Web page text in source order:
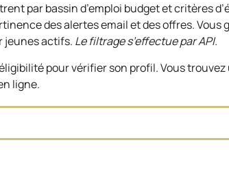
par bassin d’emploi budget et critères
des alertes email et des offres. Vous
jeunes actifs. Le filtrage s’effectue par API.
pour vérifier son profil. Vous
ligne.